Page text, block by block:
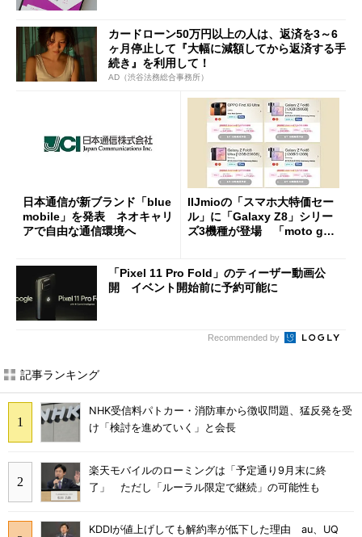
カードローン50万円以上の人は、返済を3～6
ヶ月停止して『大幅に減額してから返済する手
続き』を利用して！
AD（渋谷法務総合事務所）
日本通信が新ブランド「blue
mobile」を発表 ネオキャリ
アで自由な通信環境へ
IIJmioの「スマホ大特価セー
ル」に「Galaxy Z8」シリー
ズ3機種が登場 「moto g37
「Pixel 11 Pro Fold」のティーザー動画公
開 イベント開始前に予約可能に
Recommended by
記事ランキング
NHK受信料パトカー・消防車から徴収問題、猛反発を受
け「検討を進めていく」と会長
楽天モバイルのローミングは「予定通り9月末に終
了」 ただし「ルーラル限定で継続」の可能性も
KDDIが値上げしても解約率が低下した理由 au、UQ